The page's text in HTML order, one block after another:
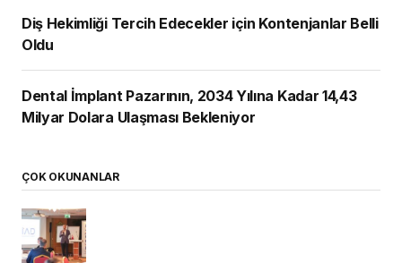
Diş Hekimliği Tercih Edecekler için Kontenjanlar Belli
Oldu
Dental İmplant Pazarının, 2034 Yılına Kadar 14,43
Milyar Dolara Ulaşması Bekleniyor
ÇOK OKUNANLAR